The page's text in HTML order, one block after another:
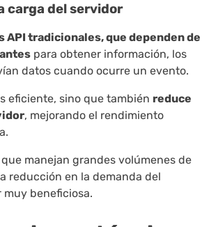
carga del servidor
API tradicionales, que dependen de
para obtener información, los
datos cuando ocurre un evento.
eficiente, sino que también reduce
, mejorando el rendimiento
manejan grandes volúmenes de
reducción en la demanda del
beneficiosa.